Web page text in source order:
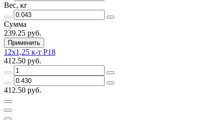
Вес, кг
Сумма
239.25 руб.
Применить
12х1,25 к-т Р18
412.50 руб.
412.50 руб.